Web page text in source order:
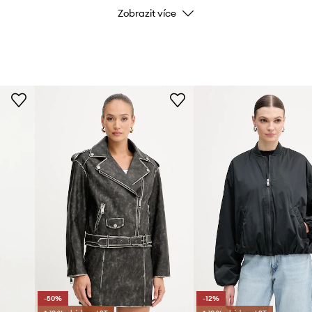
Značka
Zobrazit více
-50%
-12%